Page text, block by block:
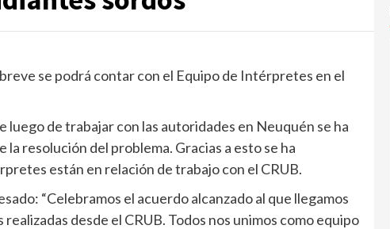
se podrá contar con el Equipo de Intérpretes en el
luego de trabajar con las autoridades en Neuquén se ha
resolución del problema. Gracias a esto se ha
están en relación de trabajo con el CRUB.
“Celebramos el acuerdo alcanzado al que llegamos
desde el CRUB. Todos nos unimos como equipo